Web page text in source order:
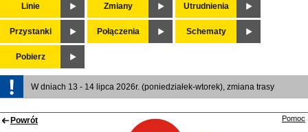
Linie Zmiany Utrudnienia
Przystanki Połączenia Schematy
Pobierz
W dniach 13 - 14 lipca 2026r. (poniedziałek-wtorek), zmiana trasy
Powrót Pomoc